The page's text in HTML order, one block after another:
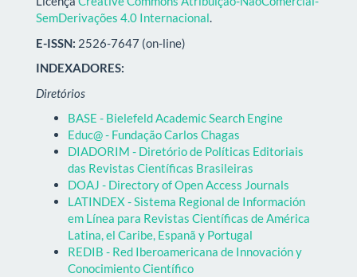
SemDerivações 4.0 Internacional.
E-ISSN: 2526-7647 (on-line)
INDEXADORES:
Diretórios
BASE - Bielefeld Academic Search Engine
Educ@ - Fundação Carlos Chagas
DIADORIM - Diretório de Políticas Editoriais
das Revistas Científicas Brasileiras
DOAJ - Directory of Open Access Journals
LATINDEX - Sistema Regional de Información
em Línea para Revistas Científicas de América
Latina, el Caribe, Espanã y Portugal
REDIB - Red Iberoamericana de Innovación y
Conocimiento Científico